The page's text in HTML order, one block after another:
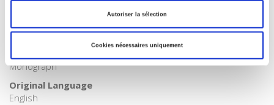
Autoriser la sélection
Cookies nécessaires uniquement
1968
Thema subject category: Politics and government
Monograph
Original Language
English